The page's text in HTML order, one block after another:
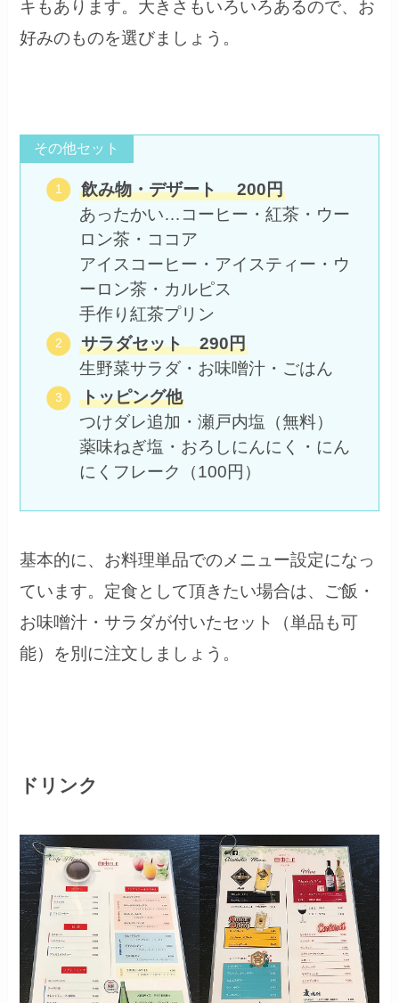
キもあります。大きさもいろいろあるので、お
好みのものを選びましょう。
その他セット
飲み物・デザート
200円
あったかい…コーヒー・紅茶・ウー
ロン茶・ココア
アイスコーヒー・アイスティー・ウ
ーロン茶・カルピス
手作り紅茶プリン
サラダセット 290円
生野菜サラダ・お味噌汁・ごはん
トッピング他
つけダレ追加・瀬戸内塩（無料）
薬味ねぎ塩・おろしにんにく・にん
にくフレーク（100円）
基本的に、お料理単品でのメニュー設定になっ
ています。定食として頂きたい場合は、ご飯・
お味噌汁・サラダが付いたセット（単品も可
能）を別に注文しましょう。
ドリンク